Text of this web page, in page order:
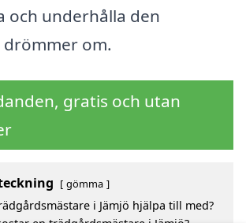
och underhålla den
om.
gratis och utan
gömma
i Jämjö hjälpa till med?